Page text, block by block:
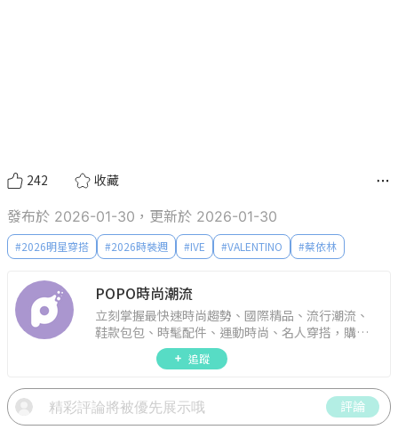
242 收藏
發布於 2026-01-30，更新於 2026-01-30
#2026明星穿搭 #2026時裝週 #IVE #VALENTINO #蔡依林
POPO時尚潮流
立刻掌握最快速時尚趨勢、國際精品、流行潮流、
鞋款包包、時髦配件、運動時尚、名人穿搭，購物
追蹤
評論